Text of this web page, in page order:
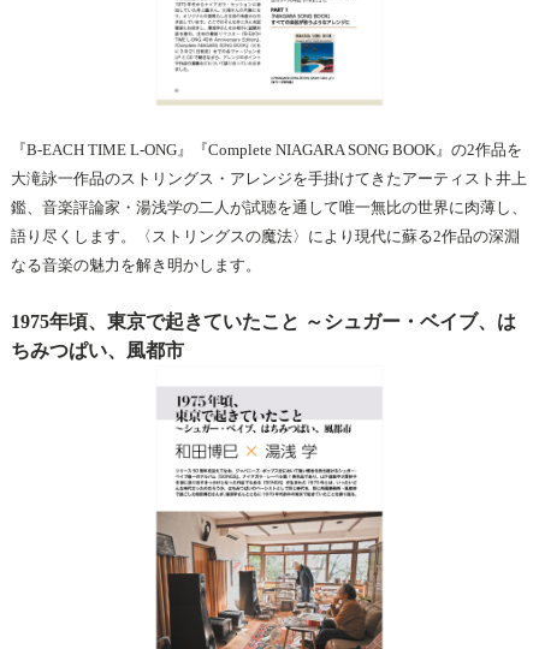
『B-EACH TIME L-ONG』『Complete NIAGARA SONG BOOK』の2作品を
大滝詠一作品のストリングス・アレンジを手掛けてきたアーティスト井上
鑑、音楽評論家・湯浅学の二人が試聴を通して唯一無比の世界に肉薄し、
語り尽くします。〈ストリングスの魔法〉により現代に蘇る2作品の深淵
なる音楽の魅力を解き明かします。
1975年頃、東京で起きていたこと ～シュガー・ベイブ、は
ちみつぱい、風都市